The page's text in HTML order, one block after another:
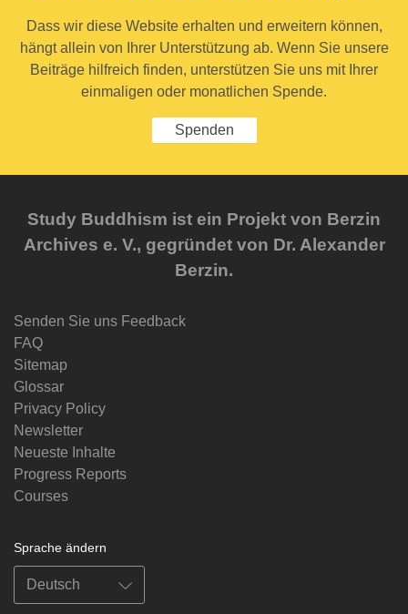
Dass wir diese Website erhalten und erweitern können,
hängt allein von Ihrer Unterstützung ab. Wenn Sie unsere
Beiträge hilfreich finden, unterstützen Sie uns mit Ihrer
einmaligen oder monatlichen Spende.
Spenden
Study Buddhism ist ein Projekt von Berzin
Archives e. V., gegründet von Dr. Alexander
Berzin.
Senden Sie uns Feedback
FAQ
Sitemap
Glossar
Privacy Policy
Newsletter
Neueste Inhalte
Progress Reports
Courses
Sprache ändern